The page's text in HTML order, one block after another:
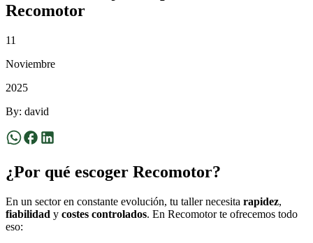
Recomotor
11
Noviembre
2025
By: david
¿Por qué escoger Recomotor?
En un sector en constante evolución, tu taller necesita rapidez,
fiabilidad y costes controlados. En Recomotor te ofrecemos todo
eso: